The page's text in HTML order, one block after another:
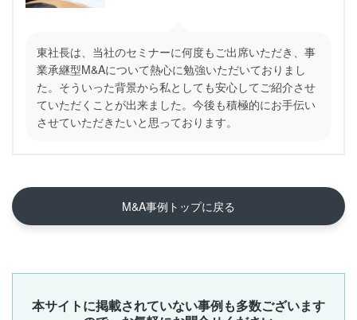
東社長は、当社のセミナーに何度もご出席いただき、事
業承継型M&Aについて熱心に勉強いただいておりまし
た。そういった背景から私としても安心してご紹介させ
ていただくことが出来ました。今後も積極的にお手伝い
させていただきたいと思っております。
M&A事例トップに戻る
本サイトに掲載されていない事例も多数ございます